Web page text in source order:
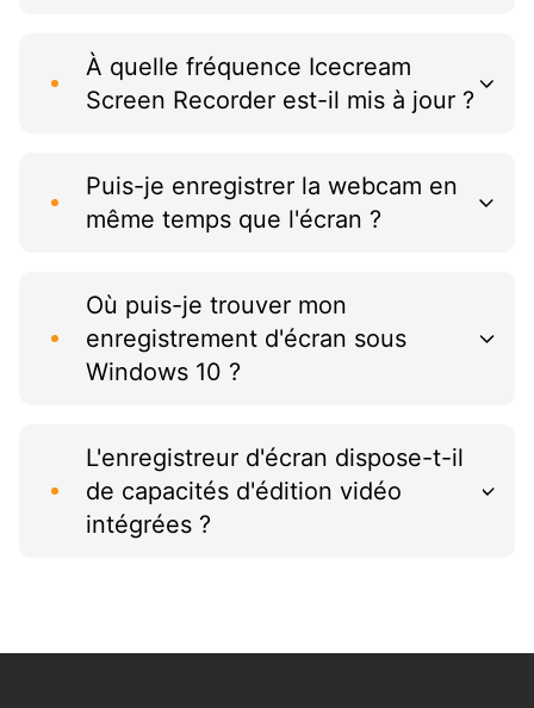
À quelle fréquence Icecream
Screen Recorder est-il mis à jour ?
Puis-je enregistrer la webcam en
même temps que l'écran ?
Où puis-je trouver mon
enregistrement d'écran sous
Windows 10 ?
L'enregistreur d'écran dispose-t-il
de capacités d'édition vidéo
intégrées ?